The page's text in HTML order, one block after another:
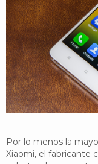
Por lo menos la
Xiaomi, el fabricante
YouTube
Twitter
Foro